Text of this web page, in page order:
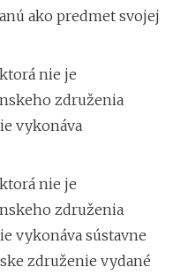
ako predmet svojej
nie je
združenia
vykonáva
nie je
združenia
vykonáva sústavne
združenie vydané